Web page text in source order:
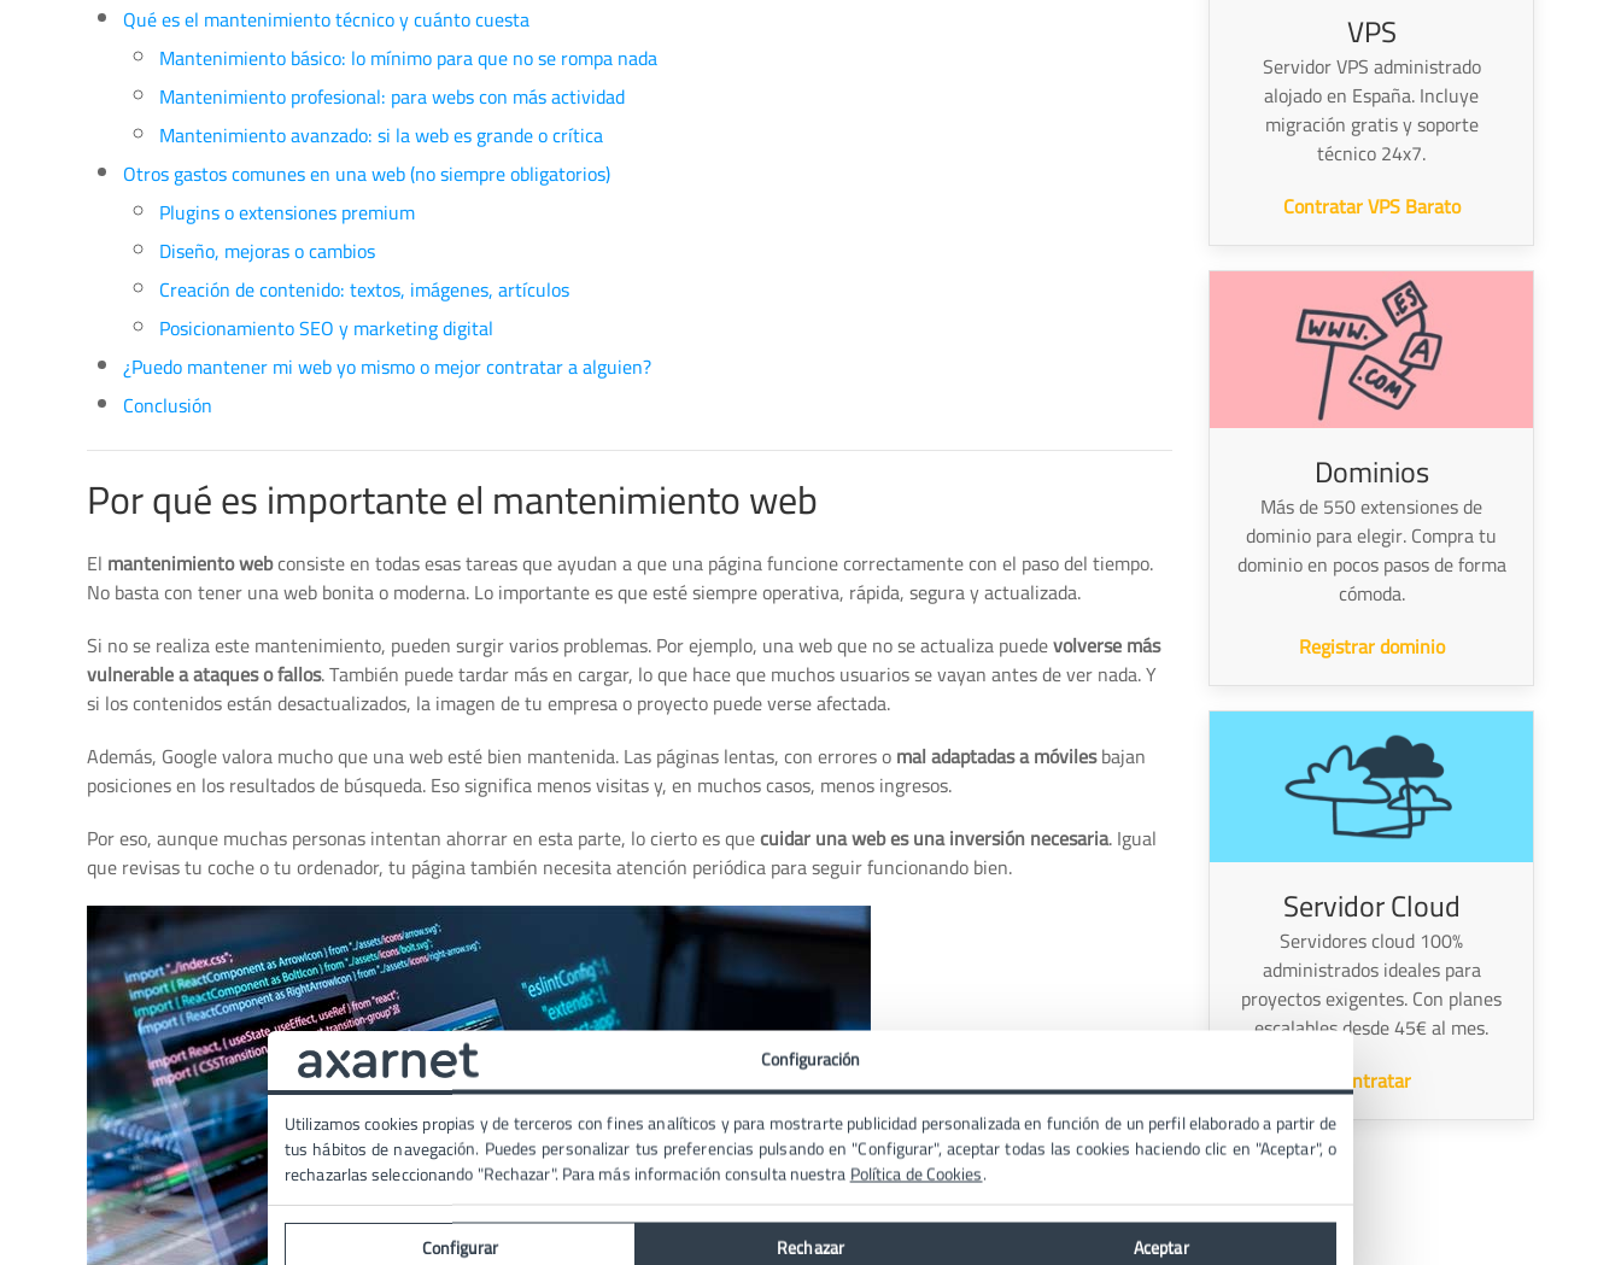
Qué es el mantenimiento técnico y cuánto cuesta
Mantenimiento básico: lo mínimo para que no se rompa nada
Mantenimiento profesional: para webs con más actividad
Mantenimiento avanzado: si la web es grande o crítica
Otros gastos comunes en una web (no siempre obligatorios)
Plugins o extensiones premium
Diseño, mejoras o cambios
Creación de contenido: textos, imágenes, artículos
Posicionamiento SEO y marketing digital
¿Puedo mantener mi web yo mismo o mejor contratar a alguien?
Conclusión
Por qué es importante el mantenimiento web
El mantenimiento webconsiste en todas esas tareas que ayudan a que una página funcione correctamente con el paso del tiempo.
No basta con tener una web bonita o moderna. Lo importante es que esté siempre operativa, rápida, segura y actualizada.
Si no se realiza este mantenimiento, pueden surgir varios problemas. Por ejemplo, una web que no se actualiza puedevolverse más
vulnerable a ataques o fallos. También puede tardar más en cargar, lo que hace que muchos usuarios se vayan antes de ver nada. Y
si los contenidos están desactualizados, la imagen de tu empresa o proyecto puede verse afectada.
Además, Google valora mucho que una web esté bien mantenida. Las páginas lentas, con errores omal adaptadas a móvilesbajan
posiciones en los resultados de búsqueda. Eso significa menos visitas y, en muchos casos, menos ingresos.
Por eso, aunque muchas personas intentan ahorrar en esta parte, lo cierto es quecuidar una web es una inversión necesaria. Igual
que revisas tu coche o tu ordenador, tu página también necesita atención periódica para seguir funcionando bien.
VPS
Servidor VPS administrado
alojado en España. Incluye
migración gratis y soporte
técnico 24x7.
Contratar VPS Barato
Dominios
Más de 550 extensiones de
dominio para elegir. Compra tu
dominio en pocos pasos de forma
cómoda.
Registrar dominio
Servidor Cloud
Servidores cloud 100%
administrados ideales para
proyectos exigentes. Con planes
escalables desde 45€ al mes.
Contratar
Configuración
Utilizamos cookies propias y de terceros con fines analíticos y para mostrarte publicidad personalizada en función de un perfil elaborado a partir de
tus hábitos de navegación. Puedes personalizar tus preferencias pulsando en "Configurar", aceptar todas las cookies haciendo clic en "Aceptar", o
rechazarlas seleccionando "Rechazar". Para más información consulta nuestraPolítica de Cookies.
Configurar Rechazar Aceptar